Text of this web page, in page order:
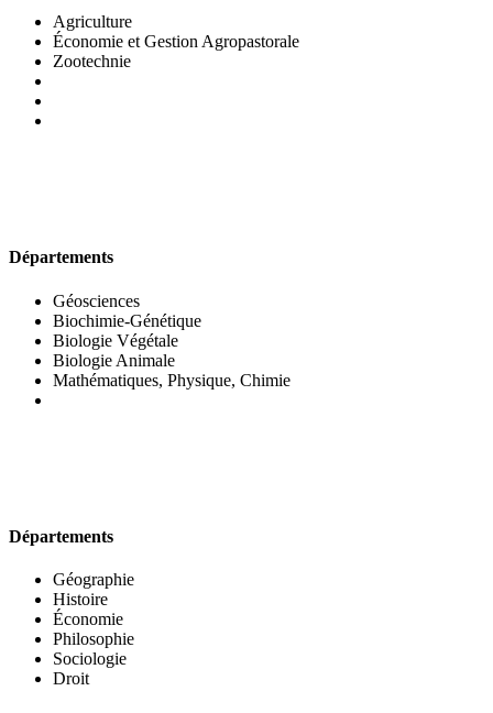
Agriculture
Économie et Gestion Agropastorale
Zootechnie
Départements
Géosciences
Biochimie-Génétique
Biologie Végétale
Biologie Animale
Mathématiques, Physique, Chimie
Départements
Géographie
Histoire
Économie
Philosophie
Sociologie
Droit